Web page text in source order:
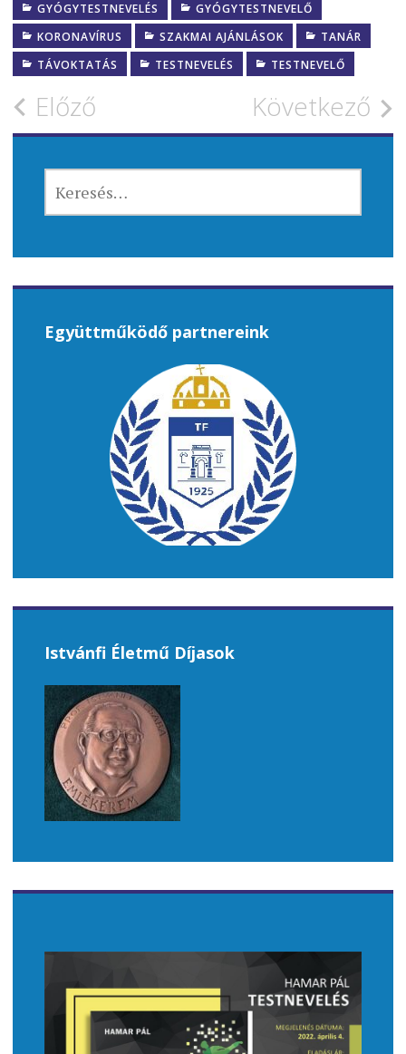
GYÓGYTESTNEVELÉS
GYÓGYTESTNEVELŐ
KORONAVÍRUS
SZAKMAI AJÁNLÁSOK
TANÁR
TÁVOKTATÁS
TESTNEVELÉS TESTNEVELŐ
Bejegyzés
navigáció
Előző Következő
Együttműködő partnereink
Istvánfi Életmű Díjasok